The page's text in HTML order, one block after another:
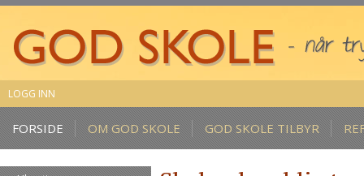
LOGG INN
FORSIDE OM GOD SKOLE GOD SKOLE TILBYR